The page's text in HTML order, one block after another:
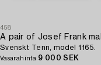
458
Svenskt Tenn, model 1165.
Vasarahinta 9 000 SEK